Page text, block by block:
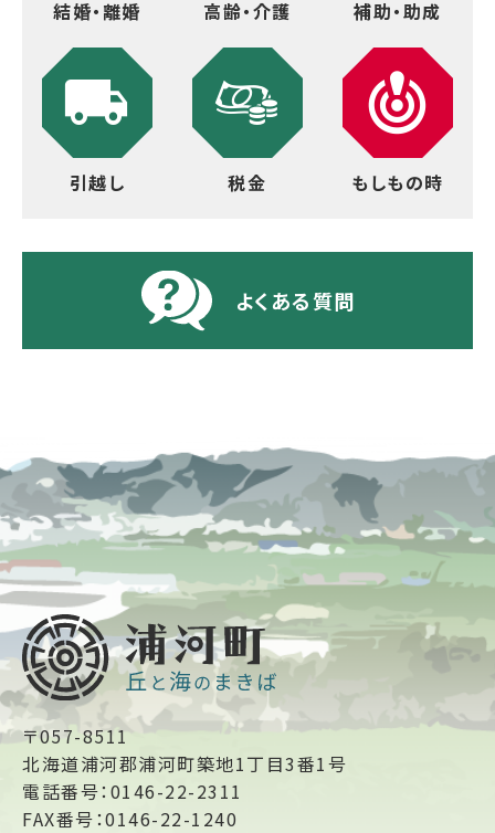
結婚・離婚 高齢・介護 補助・助成
引越し 税金 もしもの時
よくある質問
〒057-8511
北海道浦河郡浦河町築地1丁目3番1号
電話番号：0146-22-2311
FAX番号：0146-22-1240